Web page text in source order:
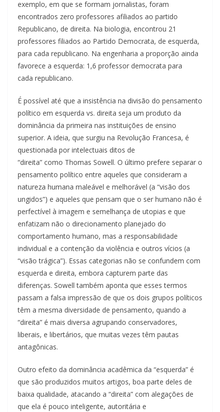
exemplo, em que se formam jornalistas, foram
encontrados zero professores afiliados ao partido
Republicano, de direita. Na biologia, encontrou 21
professores filiados ao Partido Democrata, de esquerda,
para cada republicano. Na engenharia a proporção ainda
favorece a esquerda: 1,6 professor democrata para
cada republicano.
É possível até que a insistência na divisão do pensamento
político em esquerda vs. direita seja um produto da
dominância da primeira nas instituições de ensino
superior. A ideia, que surgiu na Revolução Francesa, é
questionada por intelectuais ditos de
“direita” como Thomas Sowell. O último prefere separar o
pensamento político entre aqueles que consideram a
natureza humana maleável e melhorável (a “visão dos
ungidos”) e aqueles que pensam que o ser humano não é
perfectível à imagem e semelhança de utopias e que
enfatizam não o direcionamento planejado do
comportamento humano, mas a responsabilidade
individual e a contenção da violência e outros vícios (a
“visão trágica”). Essas categorias não se confundem com
esquerda e direita, embora capturem parte das
diferenças. Sowell também aponta que esses termos
passam a falsa impressão de que os dois grupos políticos
têm a mesma diversidade de pensamento, quando a
“direita” é mais diversa agrupando conservadores,
liberais, e libertários, que muitas vezes têm pautas
antagônicas.
Outro efeito da dominância acadêmica da “esquerda” é
que são produzidos muitos artigos, boa parte deles de
baixa qualidade, atacando a “direita” com alegações de
que ela é pouco inteligente, autoritária e